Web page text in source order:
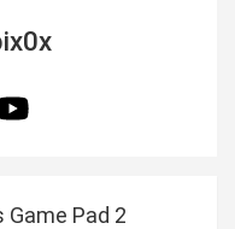
Game Pad 2